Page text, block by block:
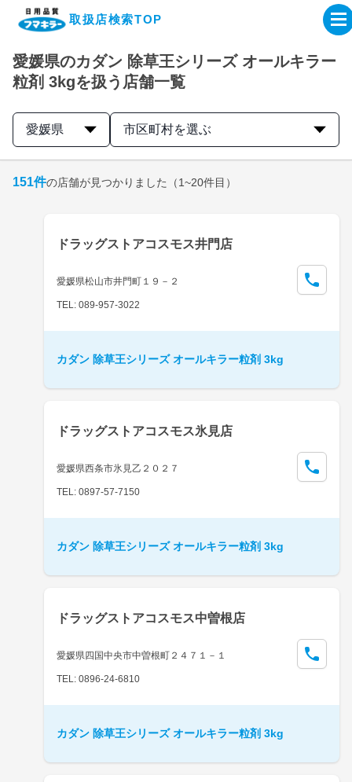
取扱店検索TOP
企業・IR情報サイト
製品情報サイト
取扱店検索はこちら
愛媛県のカダン 除草王シリーズ オールキラー
粒剤 3kgを扱う店舗一覧
愛媛県 市区町村を選ぶ
151件の店舗が見つかりました （1~20件目）
ドラッグストアコスモス井門店
愛媛県松山市井門町１９－２
TEL: 089-957-3022
カダン 除草王シリーズ オールキラー粒剤 3kg
ドラッグストアコスモス氷見店
愛媛県西条市氷見乙２０２７
TEL: 0897-57-7150
カダン 除草王シリーズ オールキラー粒剤 3kg
ドラッグストアコスモス中曽根店
愛媛県四国中央市中曽根町２４７１－１
TEL: 0896-24-6810
カダン 除草王シリーズ オールキラー粒剤 3kg